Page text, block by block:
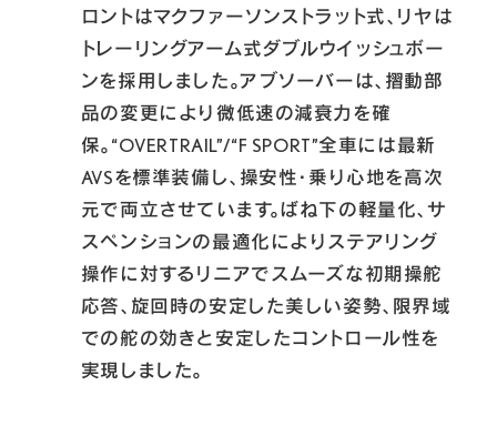
ロントはマクファーソンストラット式、リヤは
トレーリングアーム式ダブルウイッシュボー
ンを採用しました。アブソーバーは、摺動部
品の変更により微低速の減衰力を確
保。“OVERTRAIL”/“F SPORT”全車には最新
AVSを標準装備し、操安性・乗り心地を高次
元で両立させています。ばね下の軽量化、サ
スペンションの最適化によりステアリング
操作に対するリニアでスムーズな初期操舵
応答、旋回時の安定した美しい姿勢、限界域
での舵の効きと安定したコントロール性を
実現しました。